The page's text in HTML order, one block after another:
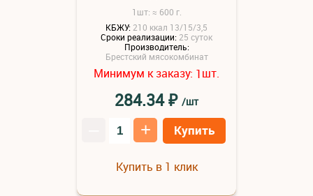
1шт: ≈ 600 г.
КБЖУ:210 ккал 13/15/3,5
Сроки реализации: 25 суток
Производитель:
Брестский мясокомбинат
Минимум к заказу: 1шт.
284.34₽ /шт
+ Купить
Купить в 1 клик